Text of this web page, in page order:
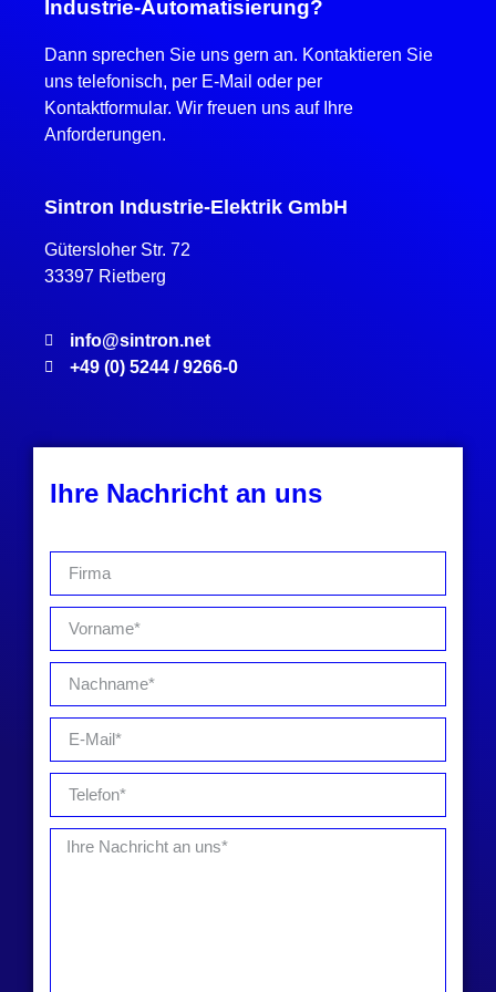
Industrie-Automatisierung?
Dann sprechen Sie uns gern an. Kontaktieren Sie
uns telefonisch, per E-Mail oder per
Kontaktformular. Wir freuen uns auf Ihre
Anforderungen.
Sintron Industrie-Elektrik GmbH
Gütersloher Str. 72
33397 Rietberg
info@sintron.net
+49 (0) 5244 / 9266-0
Ihre Nachricht an uns